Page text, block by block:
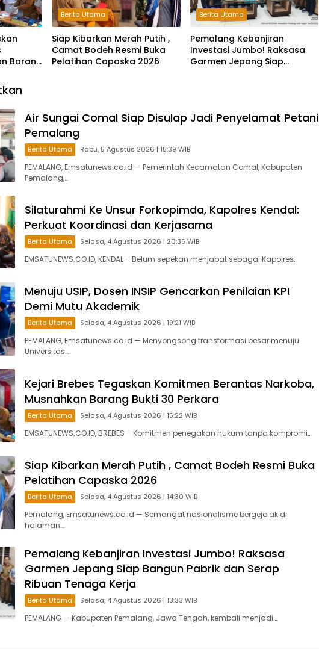
Barang
Berita Utama
Siap Kibarkan Merah Putih ,
Camat Bodeh Resmi Buka
Pelatihan Capaska 2026
Berita Utama
Pemalang Kebanjiran
Investasi Jumbo! Raksasa
Garmen Jepang Siap
Air Sungai Comal Siap Disulap Jadi Penyelamat Petani
Pemalang
Berita Utama Rabu, 5 Agustus 2026 | 15:39 WIB
PEMALANG, Emsatunews.co.id — Pemerintah Kecamatan Comal, Kabupaten
Pemalang,…
Silaturahmi Ke Unsur Forkopimda, Kapolres Kendal:
Perkuat Koordinasi dan Kerjasama
Berita Utama Selasa, 4 Agustus 2026 | 20:35 WIB
EMSATUNEWS.CO.ID, KENDAL – Belum sepekan menjabat sebagai Kapolres…
Menuju USIP, Dosen INSIP Gencarkan Penilaian KPI
Demi Mutu Akademik
Berita Utama Selasa, 4 Agustus 2026 | 19:21 WIB
PEMALANG, Emsatunews.co.id — Menyongsong transformasi besar menuju
Universitas…
Kejari Brebes Tegaskan Komitmen Berantas Narkoba,
Musnahkan Barang Bukti 30 Perkara
Berita Utama Selasa, 4 Agustus 2026 | 15:22 WIB
EMSATUNEWS.CO.ID, BREBES – Komitmen penegakan hukum tanpa kompromi…
Siap Kibarkan Merah Putih , Camat Bodeh Resmi Buka
Pelatihan Capaska 2026
Berita Utama Selasa, 4 Agustus 2026 | 14:30 WIB
Pemalang, Emsatunews.co.id — Semangat nasionalisme bergejolak di
halaman…
Pemalang Kebanjiran Investasi Jumbo! Raksasa
Garmen Jepang Siap Bangun Pabrik dan Serap
Ribuan Tenaga Kerja
Berita Utama Selasa, 4 Agustus 2026 | 13:33 WIB
PEMALANG — Kabupaten Pemalang, Jawa Tengah, kembali menjadi…